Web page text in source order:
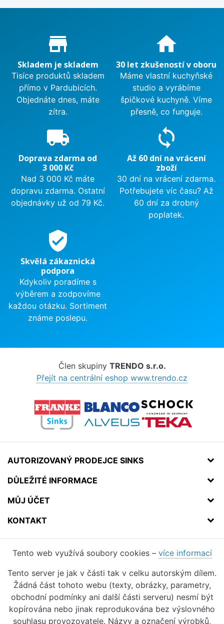
Proč nakupovat u nás?
store_mall_directory
Skladem je skladem
Tisíce produktů skladem
přímo v Pardubicích.
Objednáte dnes, máte
zítra.
home
30 let zkušeností v oboru
Máme vlastní kuchyňské
studio a vyrábíme
špičkové kuchyně. Víme
přesně, co funguje.
local_shipping
Doprava zdarma od
3 000 Kč
Nad 3 000 Kč máte
dopravu zdarma. Ostatní
objednávky už od 79 Kč.
sync
Až 60 dní na vrácení
zboží
30 dní na vrácení zdarma.
Potřebujete víc času? Až
60 dní za drobný
poplatek.
verified_user
Skvělá zákaznická
podpora
Kdykoliv poradíme s
výběrem a zodpovíme
každou otázku. Sortiment
známe poslepu.
Člen skupiny TRENDO s.r.o.
Přejít na centrální eshop www.trendo.cz
AUTORIZOVANÝ PRODEJCE SINKS
DŮLEŽITÉ INFORMACE
MŮJ ÚČET
KONTAKT
Tento web využívá soubory cookies – více informací
Tento server je jak v části tak v celku autorským dílem.
Žádná část tohoto webu (texty, obrázky, parametry,
obchodní podmínky ani další části serveru) nesmí být
kopírována nebo jinak reprodukována bez výslovného
souhlasu provozovatele. Názvy a označení výrobků,